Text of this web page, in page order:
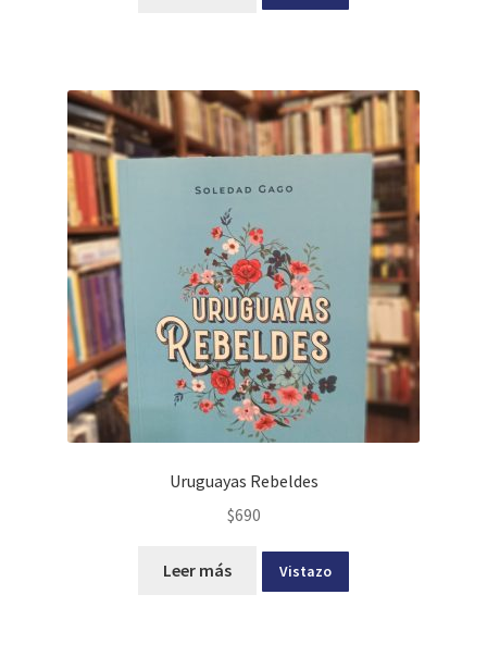
Uruguayas Rebeldes
$690
Leer más Vistazo